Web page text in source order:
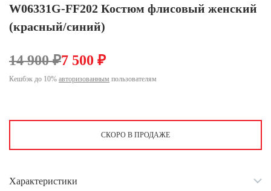
Челябинская область (2)
Ямало-Ненецкий автономный округ (1)
W06331G-FF202 Костюм флисовый женский
(красный/синий)
14 900 ₽7 500 ₽
Кешбэк до 10% авторизованным пользователям
СКОРО В ПРОДАЖЕ
Характеристики